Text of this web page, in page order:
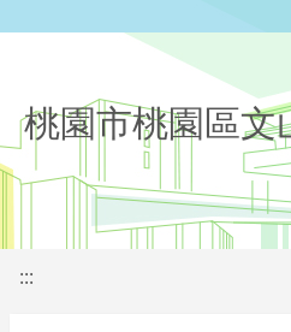
桃園市桃園區文
:::